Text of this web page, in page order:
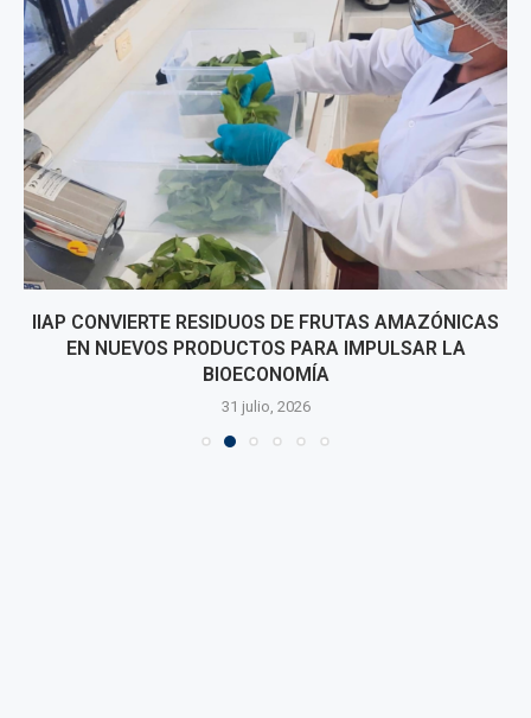
IIAP CONVIERTE RESIDUOS DE FRUTAS AMAZÓNICAS
EN NUEVOS PRODUCTOS PARA IMPULSAR LA
BIOECONOMÍA
31 julio, 2026